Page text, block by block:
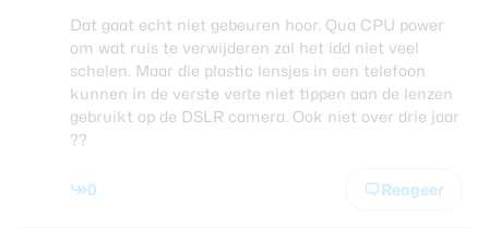
Dat gaat echt niet gebeuren hoor. Qua CPU power
om wat ruis te verwijderen zal het idd niet veel
schelen. Maar die plastic lensjes in een telefoon
kunnen in de verste verte niet tippen aan de lenzen
gebruikt op de DSLR camera. Ook niet over drie jaar
??
0 Reageer